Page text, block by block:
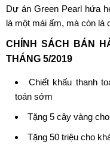
Dự án Green Pearl hứa
là một mái ấm, mà còn là
CHÍNH SÁCH BÁN
THÁNG 5/2019
Chiết khấu thanh
toán sớm
Tặng 5 cây vàng
Tặng 50 triệu cho